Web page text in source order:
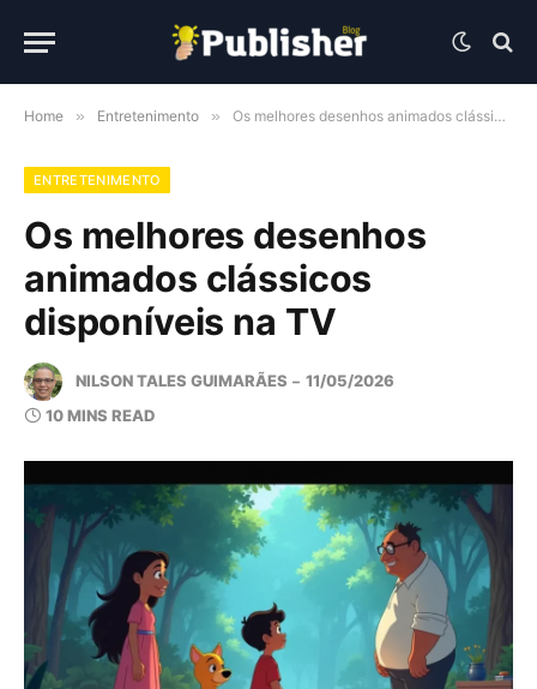
Home » Entretenimento » Os melhores desenhos animados clássicos disponíveis na TV
ENTRETENIMENTO
Os melhores desenhos
animados clássicos
disponíveis na TV
NILSON TALES GUIMARÃES
11/05/2026
10 MINS READ